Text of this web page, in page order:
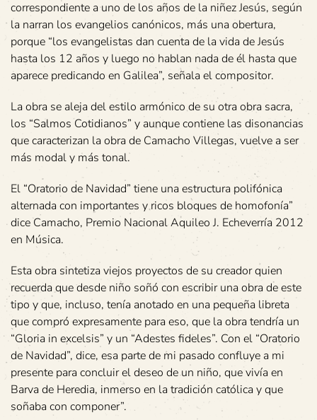
correspondiente a uno de los años de la niñez Jesús, según
la narran los evangelios canónicos, más una obertura,
porque “los evangelistas dan cuenta de la vida de Jesús
hasta los 12 años y luego no hablan nada de él hasta que
aparece predicando en Galilea”, señala el compositor.
La obra se aleja del estilo armónico de su otra obra sacra,
los “Salmos Cotidianos” y aunque contiene las disonancias
que caracterizan la obra de Camacho Villegas, vuelve a ser
más modal y más tonal.
El “Oratorio de Navidad” tiene una estructura polifónica
alternada con importantes y ricos bloques de homofonía”
dice Camacho, Premio Nacional Aquileo J. Echeverría 2012
en Música.
Esta obra sintetiza viejos proyectos de su creador quien
recuerda que desde niño soñó con escribir una obra de este
tipo y que, incluso, tenía anotado en una pequeña libreta
que compró expresamente para eso, que la obra tendría un
“Gloria in excelsis” y un “Adestes fideles”. Con el “Oratorio
de Navidad”, dice, esa parte de mi pasado confluye a mi
presente para concluir el deseo de un niño, que vivía en
Barva de Heredia, inmerso en la tradición católica y que
soñaba con componer”.